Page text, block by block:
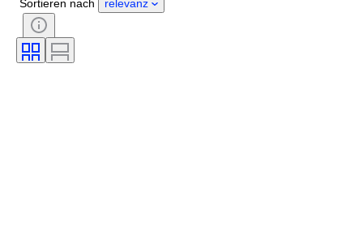
Geschlecht
Zustand
Zertifikat
Accessoires enthalten
Sortieren nach relevanz